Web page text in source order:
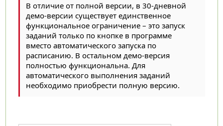
В отличие от полной версии, в 30-дневной
демо-версии существует единственное
функциональное ограничение – это запуск
заданий только по кнопке в программе
вместо автоматического запуска по
расписанию. В остальном демо-версия
полностью функциональна. Для
автоматического выполнения заданий
необходимо приобрести полную версию.